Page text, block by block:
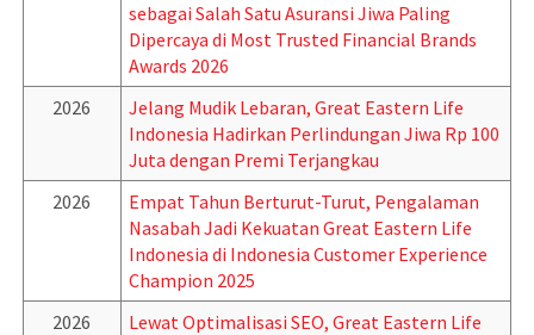
sebagai Salah Satu Asuransi Jiwa Paling
Dipercaya di Most Trusted Financial Brands
Awards 2026
2026
Jelang Mudik Lebaran, Great Eastern Life
Indonesia Hadirkan Perlindungan Jiwa Rp 100
Juta dengan Premi Terjangkau
2026
Empat Tahun Berturut-Turut, Pengalaman
Nasabah Jadi Kekuatan Great Eastern Life
Indonesia di Indonesia Customer Experience
Champion 2025
2026
Lewat Optimalisasi SEO, Great Eastern Life